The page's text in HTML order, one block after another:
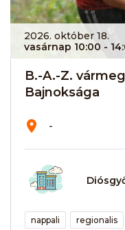
2026. október 18.
vasárnap 10:00 -
B.-A.-Z.
Bajnoksága
-
nappali regionalis